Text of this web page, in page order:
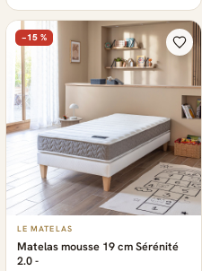
−15 %
LE MATELAS
Matelas mousse 19 cm Sérénité
2.0 -